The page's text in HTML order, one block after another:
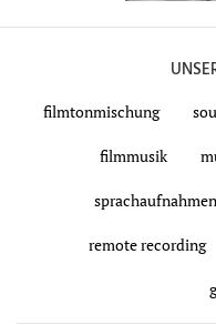
filmtonmischung
filmmusik
sprachaufnahmen
remote recording